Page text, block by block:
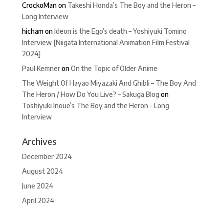
CrockoManon Takeshi Honda’s The Boy and the Heron –
Long Interview
hichamonIdeon is the Ego’s death – Yoshiyuki Tomino
Interview [Niigata International Animation Film Festival
2024]
Paul KemneronOn the Topic of Older Anime
The Weight Of Hayao Miyazaki And Ghibli – The Boy And
The Heron / How Do You Live? – Sakuga Blog on
Toshiyuki Inoue’s The Boy and the Heron – Long
Interview
Archives
December 2024
August 2024
June 2024
April 2024